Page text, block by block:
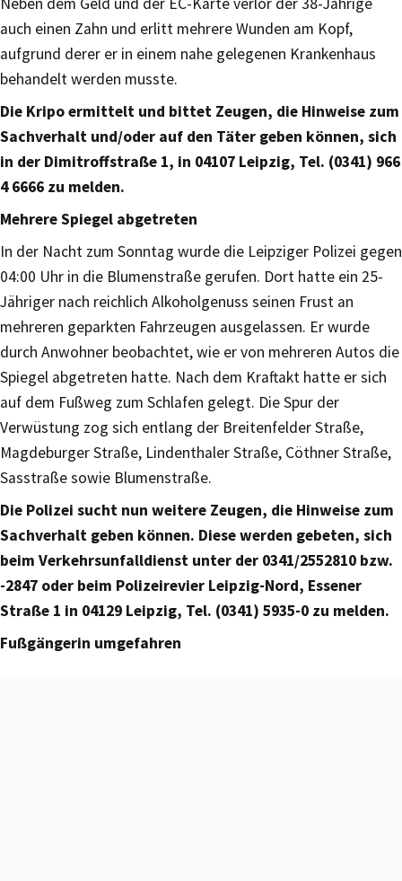
auch einen Zahn und erlitt mehrere Wunden am Kopf,
aufgrund derer er in einem nahe gelegenen Krankenhaus
behandelt werden musste.
Die Kripo ermittelt und bittet Zeugen, die Hinweise zum
Sachverhalt und/oder auf den Täter geben können, sich
in der Dimitroffstraße 1, in 04107 Leipzig, Tel. (0341) 966
4 6666 zu melden.
Mehrere Spiegel abgetreten
In der Nacht zum Sonntag wurde die Leipziger Polizei gegen
04:00 Uhr in die Blumenstraße gerufen. Dort hatte ein 25-
Jähriger nach reichlich Alkoholgenuss seinen Frust an
mehreren geparkten Fahrzeugen ausgelassen. Er wurde
durch Anwohner beobachtet, wie er von mehreren Autos die
Spiegel abgetreten hatte. Nach dem Kraftakt hatte er sich
auf dem Fußweg zum Schlafen gelegt. Die Spur der
Verwüstung zog sich entlang der Breitenfelder Straße,
Magdeburger Straße, Lindenthaler Straße, Cöthner Straße,
Sasstraße sowie Blumenstraße.
Die Polizei sucht nun weitere Zeugen, die Hinweise zum
Sachverhalt geben können. Diese werden gebeten, sich
beim Verkehrsunfalldienst unter der 0341/2552810 bzw.
-2847 oder beim Polizeirevier Leipzig-Nord, Essener
Straße 1 in 04129 Leipzig, Tel. (0341) 5935-0 zu melden.
Fußgängerin umgefahren